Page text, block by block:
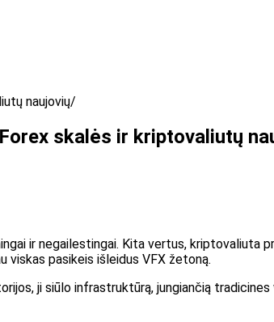
naujovių
skalės ir kriptovaliutų
ir negailestingai. Kita vertus, kriptovaliuta
viskas pasikeis išleidus VFX žetoną.
ji siūlo infrastruktūrą, jungiančią